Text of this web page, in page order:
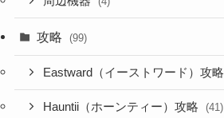
攻略 (99)
Eastward（イーストワード）攻略
Hauntii（ホーンティー）攻略 (41)